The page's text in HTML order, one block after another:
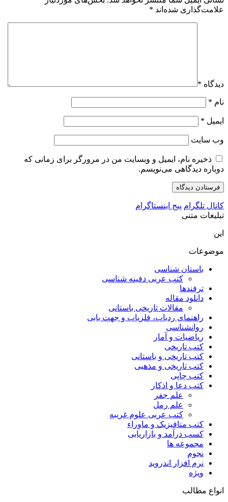
علامت‌گذاری شده‌اند *
دیدگاه *
نام *
ایمیل *
وب‌ سایت
ذخیره نام، ایمیل و وبسایت من در مرورگر برای زمانی که
دوباره دیدگاهی می‌نویسم.
کانال تلگرام پیج اینستاگرام
تبلیغات متنی
این
موضوعات
باستان شناسی
کتب عربی دفینه شناسی
ترفندها
دانلود مقاله
مقالات تاریخی باستانی
راهنمای ردیاب، فلزیاب و جهت یابی
روانشناسی
ریاضیات و آمار
کتب تاریخی
کتب تاریخی و باستانی
کتب تاریخی و مذهبی
کتب چاپی
کتب دعا و اذکار
علم جفر
علم رمل
کتب عربی علوم غریبه
کتب متافیزیک و ماوراء
کسب درآمد و بازاریابی
مجموعه ها
نجوم
نرم افزار اندروید
ویژه
انواع مطالب